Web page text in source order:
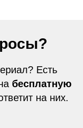
Есть
бесплатную
на них.